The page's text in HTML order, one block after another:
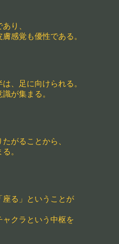
り、
感覚も優性である。
、足に向けられる。
が集まる。
がることから、
。
座る」ということが
クラという中枢を